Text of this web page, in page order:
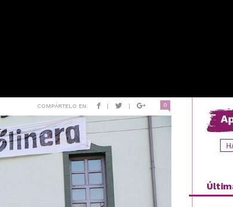
abre al fin sus
del jueves ha tenido lugar la jornada inaugural en
COMPÁRTELO EN: | | 0